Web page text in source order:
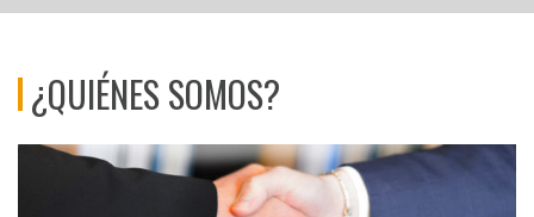
¿QUIÉNES SOMOS?